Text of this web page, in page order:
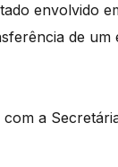
envolvido
de
a